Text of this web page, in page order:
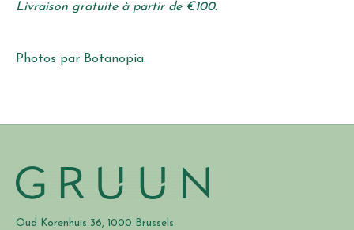
Livraison gratuite à partir de €100.
Photos par Botanopia.
Oud Korenhuis 36, 1000 Brussels